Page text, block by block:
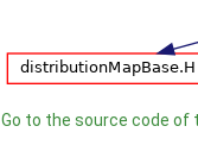
Go to the source code of